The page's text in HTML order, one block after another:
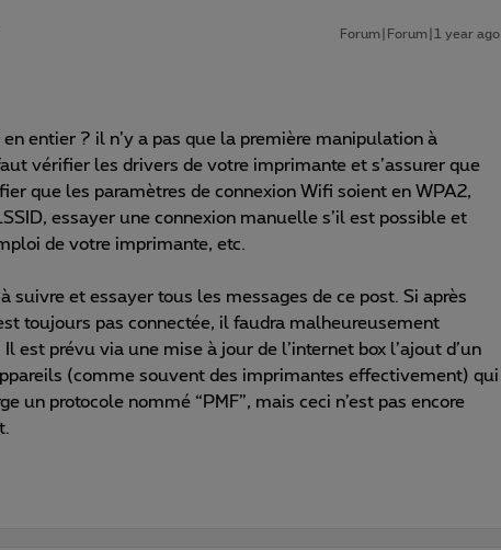
Forum|Forum|1 year ago
entier ? il n’y a pas que la première manipulation à
vérifier les drivers de votre imprimante et s’assurer que
que les paramètres de connexion Wifi soient en WPA2,
essayer une connexion manuelle s’il est possible et
de votre imprimante, etc.
suivre et essayer tous les messages de ce post. Si après
toujours pas connectée, il faudra malheureusement
est prévu via une mise à jour de l’internet box l’ajout d’un
(comme souvent des imprimantes effectivement) qui
un protocole nommé “PMF”, mais ceci n’est pas encore